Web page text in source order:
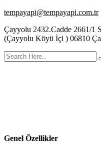
tempayapi@tempayapi.com.tr
Çayyolu 2432.Cadde 2661/1
(Çayyolu Köyü İçi ) 06810
Genel Özellikler